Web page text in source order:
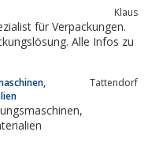
Klaus
für Verpackungen.
Alle Infos zu
Tattendorf